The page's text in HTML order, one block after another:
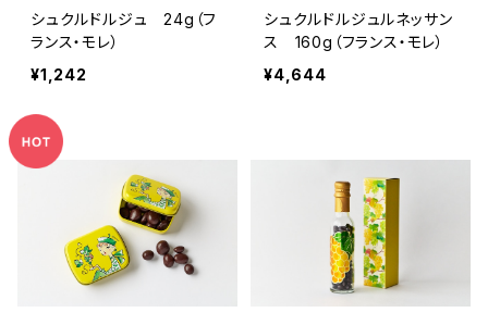
シュクルドルジュ 24g（フ
ランス・モレ）
¥1,242
シュクルドルジュルネッサン
ス 160g（フランス・モレ）
¥4,644